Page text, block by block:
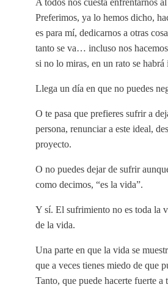
A todos nos cuesta enfrentarnos
Preferimos, ya lo hemos dicho,
es para mí, dedicarnos a otras
tanto se va… incluso nos
si no lo miras, en un rato se habrá
Llega un día en que no puedes
O te pasa que prefieres sufrir a
persona, renunciar a este ideal,
proyecto.
O no puedes dejar de sufrir
como decimos, “es la vida”.
Y sí. El sufrimiento no es toda la
de la vida.
Una parte en que la vida se
que a veces tienes miedo de que
Tanto, que puede hacerte fuerte a